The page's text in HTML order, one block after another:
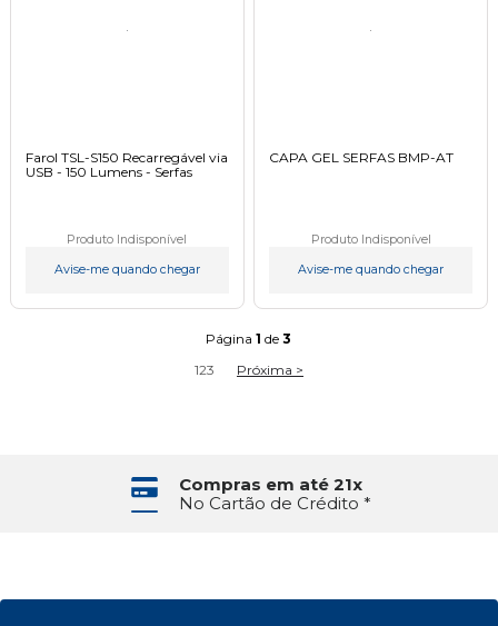
Farol TSL-S150 Recarregável via
USB - 150 Lumens - Serfas
Produto Indisponível
Avise-me quando chegar
CAPA GEL SERFAS BMP-AT
Produto Indisponível
Avise-me quando chegar
Página1 de3
123 Próxima >
Compras em até 21x
No Cartão de Crédito *